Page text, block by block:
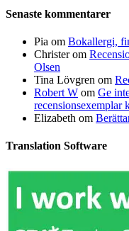
Senaste kommentarer
Pia om Bokallergi,
Christerom
Olsen
Tina Lövgren om
Robert W om Ge
recensionsexemplar
Elizabeth om
Translation Software